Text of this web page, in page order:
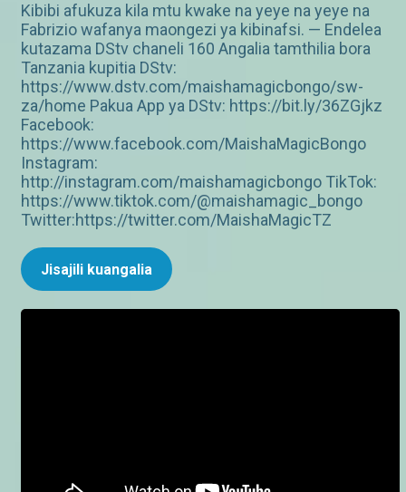
Kibibi afukuza kila mtu kwake na yeye na yeye na
Fabrizio wafanya maongezi ya kibinafsi. — Endelea
kutazama DStv chaneli 160 Angalia tamthilia bora
Tanzania kupitia DStv:
https://www.dstv.com/maishamagicbongo/sw-
za/home Pakua App ya DStv: https://bit.ly/36ZGjkz
Facebook:
https://www.facebook.com/MaishaMagicBongo
Instagram:
http://instagram.com/maishamagicbongo TikTok:
https://www.tiktok.com/@maishamagic_bongo
Twitter:https://twitter.com/MaishaMagicTZ
Jisajili kuangalia